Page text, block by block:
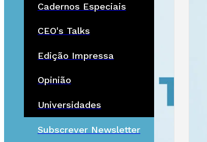
Cadernos Especiais
CEO's Talks
Edição Impressa
Opinião
Universidades
Subscrever Newsletter